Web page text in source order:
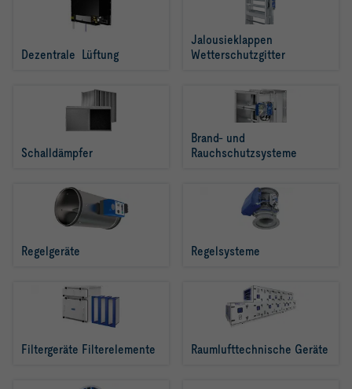
Dezentrale  Lüftung
Jalousieklappen
Wetterschutzgitter
Schalldämpfer
Brand- und
Rauchschutzsysteme
Regelgeräte Regelsysteme
Filtergeräte Filterelemente Raumlufttechnische Geräte